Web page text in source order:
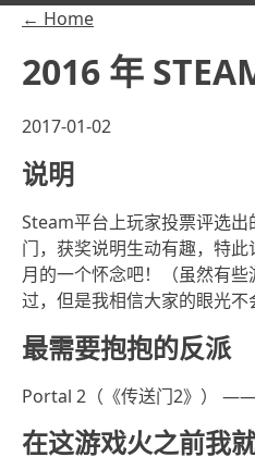
← Home
2016 年
2017-01-02
说明
Steam平台上玩家投票评选
门，获奖说明生动有趣，特
月的一个怀念吧！（虽然有
过，但是我相信大家的眼光不
最需要抱抱的反派
Portal 2（《传送门2》） ——
在这游戏火之前我